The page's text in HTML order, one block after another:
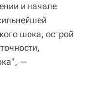
и начале
шока, острой
—